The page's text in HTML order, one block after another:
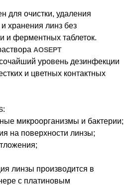
для очистки, удаления
хранения линз без
и ферментных таблеток.
AOSEPT
уровень дезинфекции
и цветных контактных
:
микроорганизмы и бактерии;
на поверхности линзы;
линзы производится в
с платиновым